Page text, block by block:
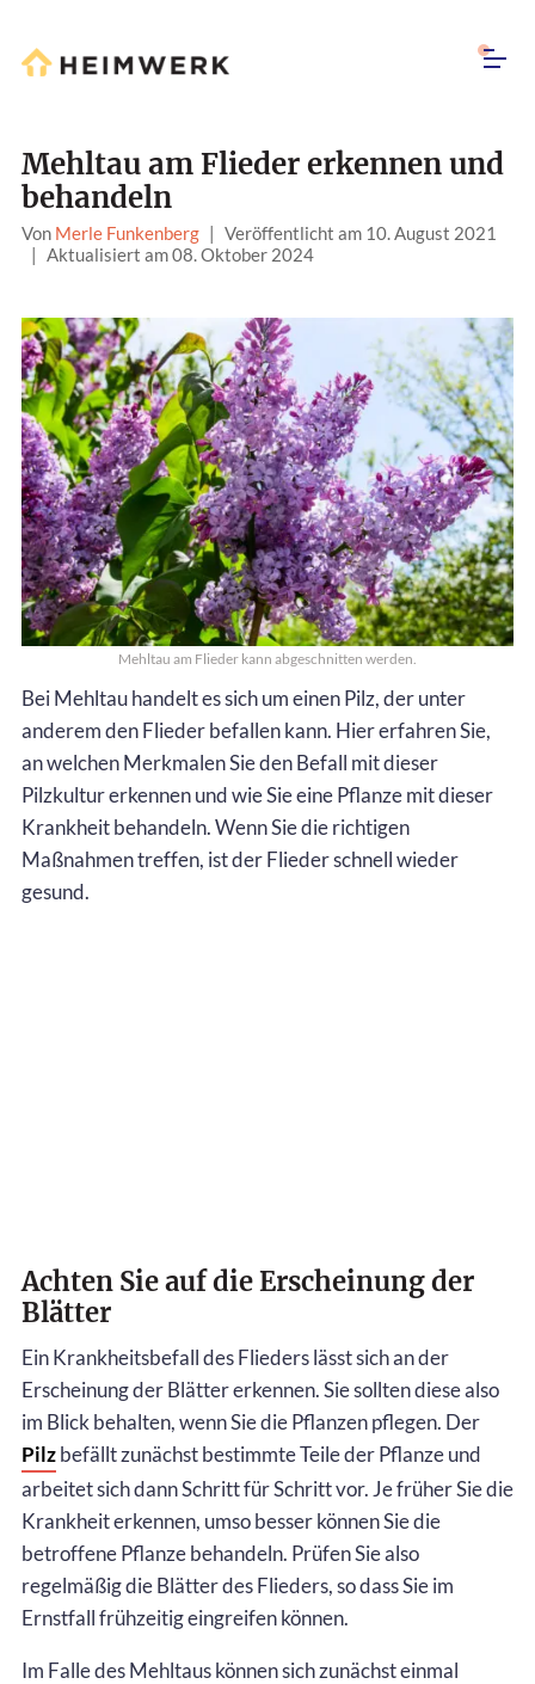
Mehltau am Flieder erkennen und
behandeln
Von Merle Funkenberg | Veröffentlicht am 10. August 2021
| Aktualisiert am 08. Oktober 2024
Mehltau am Flieder kann abgeschnitten werden.
Bei Mehltau handelt es sich um einen Pilz, der unter
anderem den Flieder befallen kann. Hier erfahren Sie,
an welchen Merkmalen Sie den Befall mit dieser
Pilzkultur erkennen und wie Sie eine Pflanze mit dieser
Krankheit behandeln. Wenn Sie die richtigen
Maßnahmen treffen, ist der Flieder schnell wieder
gesund.
Achten Sie auf die Erscheinung der
Blätter
Ein Krankheitsbefall des Flieders lässt sich an der
Erscheinung der Blätter erkennen. Sie sollten diese also
im Blick behalten, wenn Sie die Pflanzen pflegen. Der
Pilzbefällt zunächst bestimmte Teile der Pflanze und
arbeitet sich dann Schritt für Schritt vor. Je früher Sie die
Krankheit erkennen, umso besser können Sie die
betroffene Pflanze behandeln. Prüfen Sie also
regelmäßig die Blätter des Flieders, so dass Sie im
Ernstfall frühzeitig eingreifen können.
Im Falle des Mehltaus können sich zunächst einmal